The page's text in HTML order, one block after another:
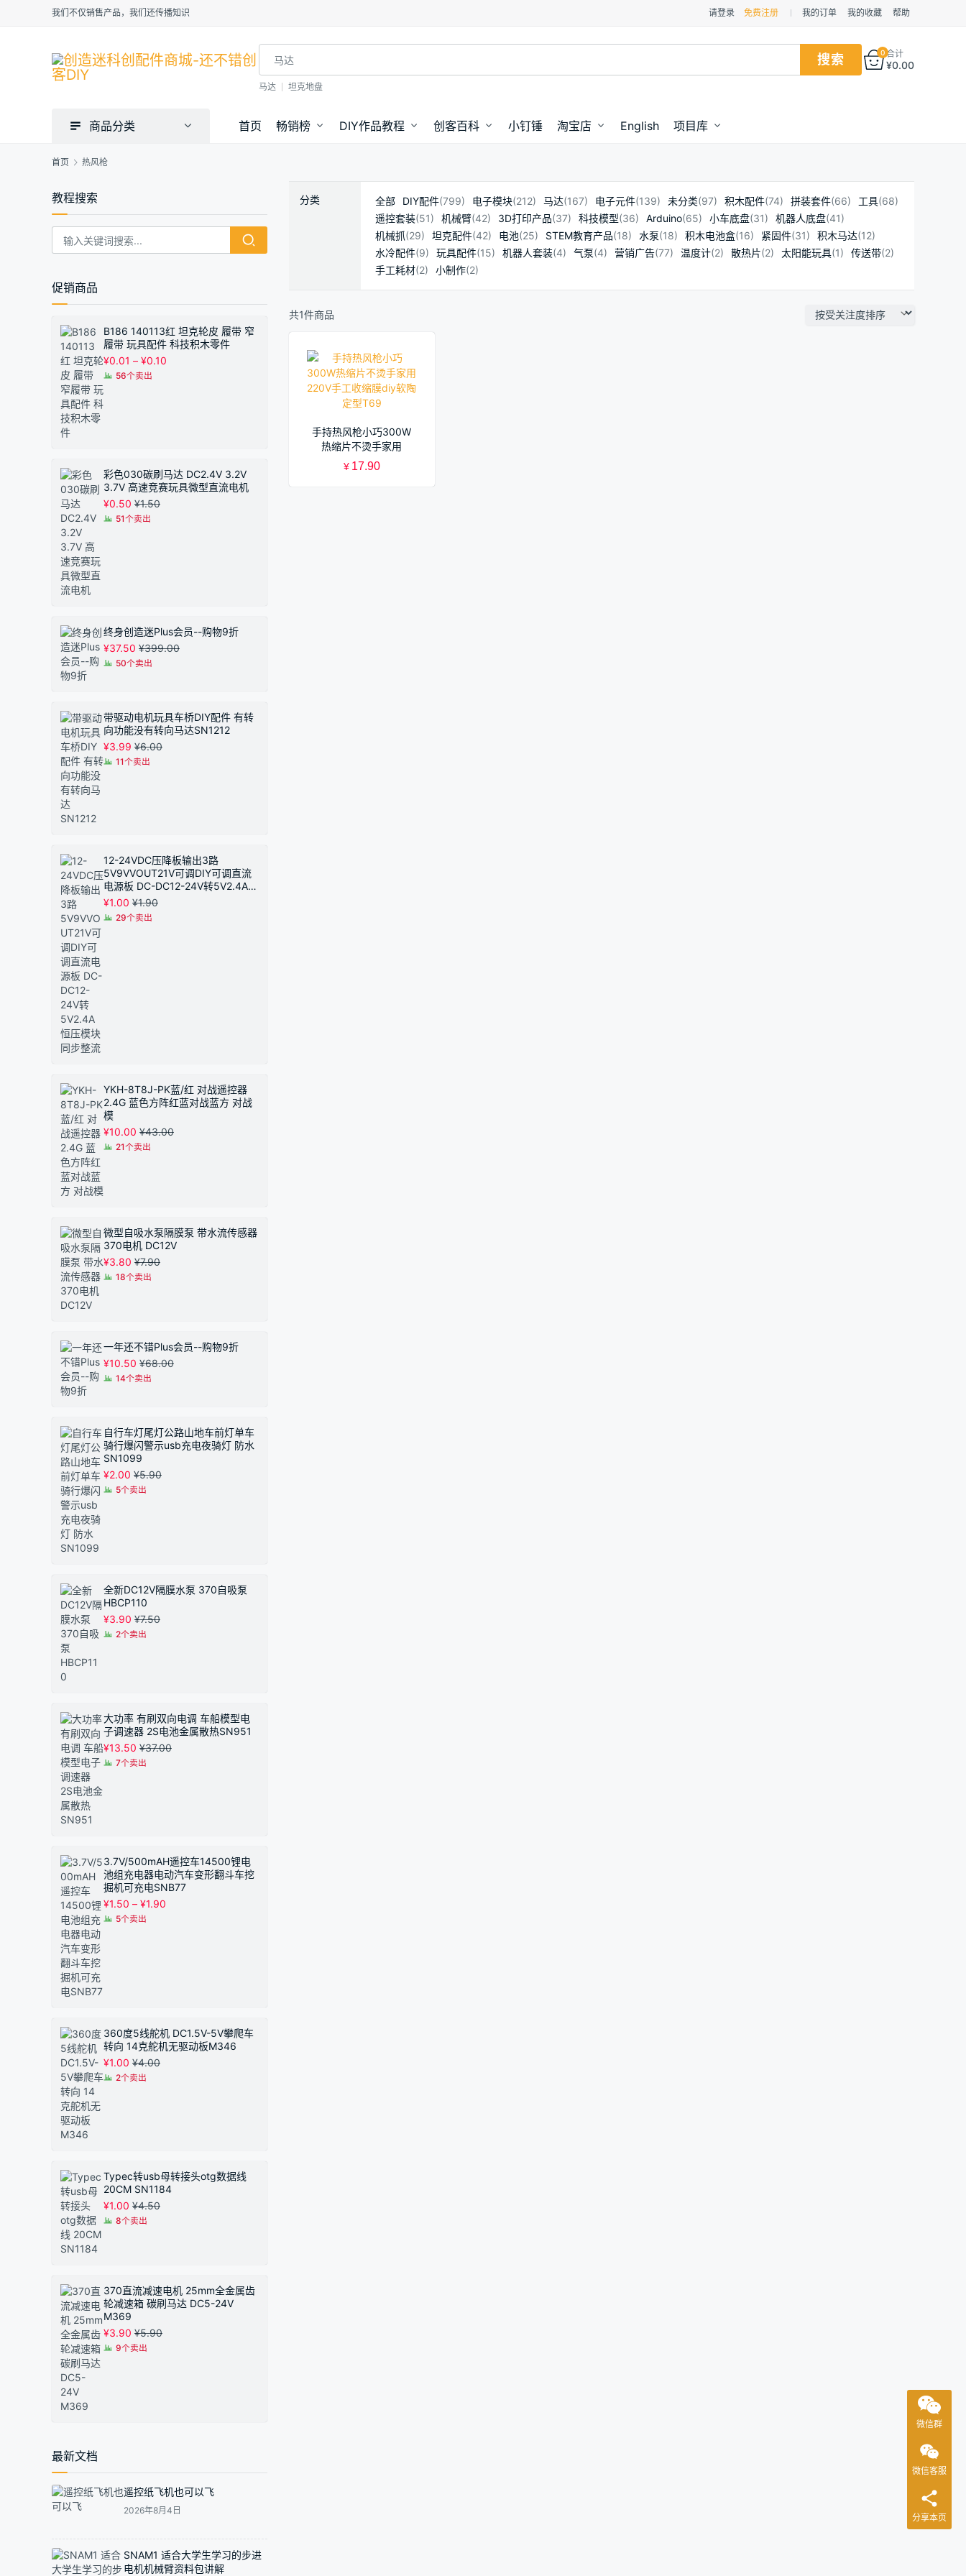
我们不仅销售产品，我们还传播知识 请登录 免费注册 我的订单 我的收藏 帮助
马达 坦克地盘
0合计
¥0.00
商品分类 首页 畅销榜 DIY作品教程 创客百科 小钉锤 淘宝店 English 项目库
首页 热风枪
分类 全部 DIY配件(799) 电子模块(212) 马达(167) 电子元件(139) 未分类(97) 积木配件(74) 拼装套件(66) 工具(68)
遥控套装(51) 机械臂(42) 3D打印产品(37) 科技模型(36) Arduino(65) 小车底盘(31) 机器人底盘(41)
机械抓(29) 坦克配件(42) 电池(25) STEM教育产品(18) 水泵(18) 积木电池盒(16) 紧固件(31) 积木马达(12)
水冷配件(9) 玩具配件(15) 机器人套装(4) 气泵(4) 营销广告(77) 温度计(2) 散热片(2) 太阳能玩具(1) 传送带(2)
手工耗材(2) 小制作(2)
共1件商品
手持热风枪小巧300W
热缩片不烫手家用
220V手工收缩膜diy软
¥ 17.90
教程搜索
促销商品
B186 140113红 坦克轮皮 履带 窄
履带 玩具配件 科技积木零件
¥0.01 – ¥0.10
56个卖出
彩色030碳刷马达 DC2.4V 3.2V
3.7V 高速竞赛玩具微型直流电机
¥0.50 ¥1.50
51个卖出
终身创造迷Plus会员--购物9折
¥37.50 ¥399.00
50个卖出
带驱动电机玩具车桥DIY配件 有转
向功能没有转向马达SN1212
¥3.99 ¥6.00
11个卖出
12-24VDC压降板输出3路
5V9VVOUT21V可调DIY可调直流
电源板 DC-DC12-24V转5V2.4A恒
压模块 同步整流
¥1.00 ¥1.90
29个卖出
YKH-8T8J-PK蓝/红 对战遥控器
2.4G 蓝色方阵红蓝对战蓝方 对战
模
¥10.00 ¥43.00
21个卖出
微型自吸水泵隔膜泵 带水流传感器
370电机 DC12V
¥3.80 ¥7.90
18个卖出
一年还不错Plus会员--购物9折
¥10.50 ¥68.00
14个卖出
自行车灯尾灯公路山地车前灯单车
骑行爆闪警示usb充电夜骑灯 防水
SN1099
¥2.00 ¥5.90
5个卖出
全新DC12V隔膜水泵 370自吸泵
HBCP110
¥3.90 ¥7.50
2个卖出
大功率 有刷双向电调 车船模型电
子调速器 2S电池金属散热SN951
¥13.50 ¥37.00
7个卖出
3.7V/500mAH遥控车14500锂电
池组充电器电动汽车变形翻斗车挖
掘机可充电SNB77
¥1.50 – ¥1.90
5个卖出
360度5线舵机 DC1.5V-5V攀爬车
转向 14克舵机无驱动板M346
¥1.00 ¥4.00
2个卖出
Typec转usb母转接头otg数据线
20CM SN1184
¥1.00 ¥4.50
8个卖出
370直流减速电机 25mm全金属齿
轮减速箱 碳刷马达 DC5-24V
M369
¥3.90 ¥5.90
9个卖出
最新文档
遥控纸飞机也可以飞
2026年8月4日
SNAM1 适合大学生学习的步进
电机机械臂资料包讲解
微信群
微信客服
分享本页